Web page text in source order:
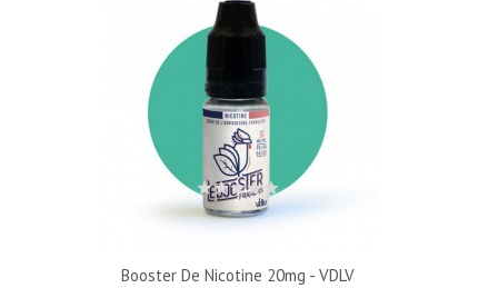
Booster De Nicotine 20mg - VDLV